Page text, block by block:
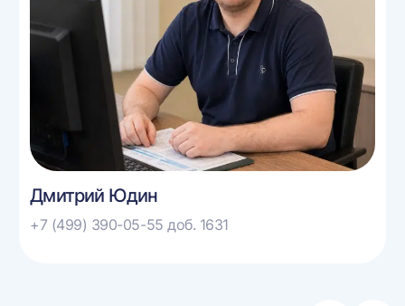
Дмитрий Юдин
+7 (499) 390-05-55 доб. 1631